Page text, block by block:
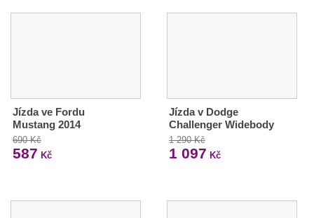
Jízda ve Fordu
Mustang 2014
690 Kč
587 Kč
Jízda v Dodge
Challenger Widebody
1 290 Kč
1 097 Kč